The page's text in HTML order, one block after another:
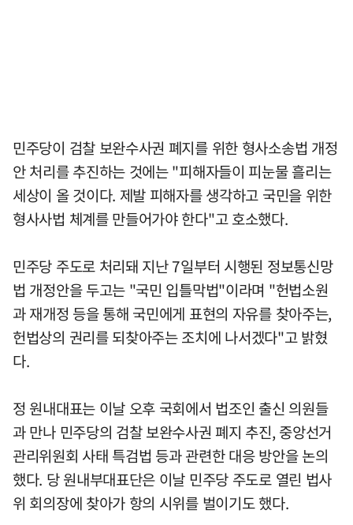
민주당이 검찰 보완수사권 폐지를 위한 형사소송법 개정
안 처리를 추진하는 것에는 "피해자들이 피눈물 흘리는
세상이 올 것이다. 제발 피해자를 생각하고 국민을 위한
형사사법 체계를 만들어가야 한다"고 호소했다.
민주당 주도로 처리돼 지난 7일부터 시행된 정보통신망
법 개정안을 두고는 "국민 입틀막법"이라며 "헌법소원
과 재개정 등을 통해 국민에게 표현의 자유를 찾아주는,
헌법상의 권리를 되찾아주는 조치에 나서겠다"고 밝혔
다.
정 원내대표는 이날 오후 국회에서 법조인 출신 의원들
과 만나 민주당의 검찰 보완수사권 폐지 추진, 중앙선거
관리위원회 사태 특검법 등과 관련한 대응 방안을 논의
했다. 당 원내부대표단은 이날 민주당 주도로 열린 법사
위 회의장에 찾아가 항의 시위를 벌이기도 했다.